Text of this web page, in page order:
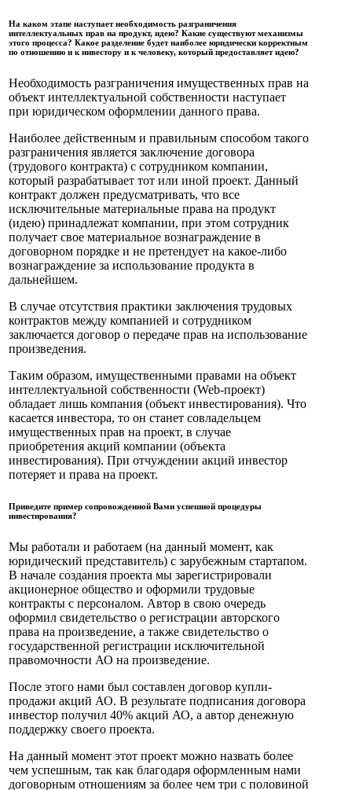
На каком этапе наступает необходимость разграничения
интеллектуальных прав на продукт, идею? Какие существуют механизмы
этого процесса? Какое разделение будет наиболее юридически корректным
по отношению и к инвестору и к человеку, который предоставляет идею?
Необходимость разграничения имущественных прав на
объект интеллектуальной собственности наступает
при юридическом оформлении данного права.
Наиболее действенным и правильным способом такого
разграничения является заключение договора
(трудового контракта) с сотрудником компании,
который разрабатывает тот или иной проект. Данный
контракт должен предусматривать, что все
исключительные материальные права на продукт
(идею) принадлежат компании, при этом сотрудник
получает свое материальное вознаграждение в
договорном порядке и не претендует на какое-либо
вознаграждение за использование продукта в
дальнейшем.
В случае отсутствия практики заключения трудовых
контрактов между компанией и сотрудником
заключается договор о передаче прав на использование
произведения.
Таким образом, имущественными правами на объект
интеллектуальной собственности (Web-проект)
обладает лишь компания (объект инвестирования). Что
касается инвестора, то он станет совладельцем
имущественных прав на проект, в случае
приобретения акций компании (объекта
инвестирования). При отчуждении акций инвестор
потеряет и права на проект.
Приведите пример сопровожденной Вами успешной процедуры
инвестирования?
Мы работали и работаем (на данный момент, как
юридический представитель) с зарубежным стартапом.
В начале создания проекта мы зарегистрировали
акционерное общество и оформили трудовые
контракты с персоналом. Автор в свою очередь
оформил свидетельство о регистрации авторского
права на произведение, а также свидетельство о
государственной регистрации исключительной
правомочности АО на произведение.
После этого нами был составлен договор купли-
продажи акций АО. В результате подписания договора
инвестор получил 40% акций АО, а автор денежную
поддержку своего проекта.
На данный момент этот проект можно назвать более
чем успешным, так как благодаря оформленным нами
договорным отношениям за более чем три с половиной